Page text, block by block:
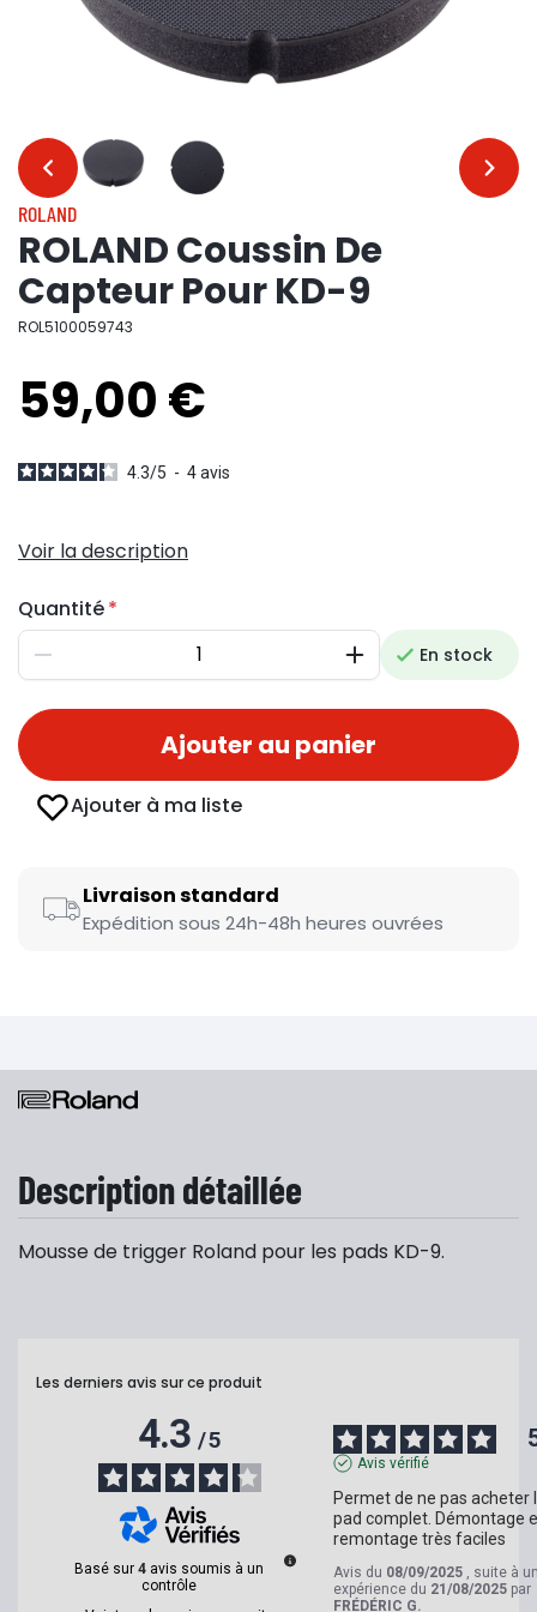
… …
ROLAND
ROLAND Coussin De
Capteur Pour KD-9
ROL5100059743
59,00 €
4.3/5 - 4avis
Voir la description
Quantité
Diminuer AugmenterEn stock
Ajouter au panier
Ajouter à ma liste
Livraison standard
Expédition sous 24h-48h heures ouvrées
Description détaillée
Mousse de trigger Roland pour les pads KD-9.
Les derniers avis sur ce produit
4.3/5
Basé sur 4 avis soumis à un
contrôle
Avis vérifié
Permet de ne pas acheter
pad complet. Démontage
remontage très faciles
Avis du 08/09/2025
, suite à
expérience du 21/08/2025 par
FRÉDÉRIC G.